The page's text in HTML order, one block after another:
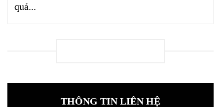
quả...
THÔNG TIN LIÊN HỆ